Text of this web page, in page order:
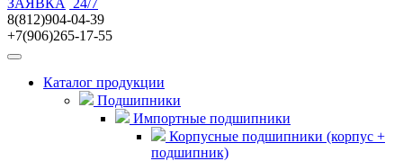
ЗАЯВКА
24/7
8(812)904-04-39
+7(906)265-17-55
Каталог продукции
Подшипники
Импортные подшипники
Корпусные подшипники (корпус +
подшипник)